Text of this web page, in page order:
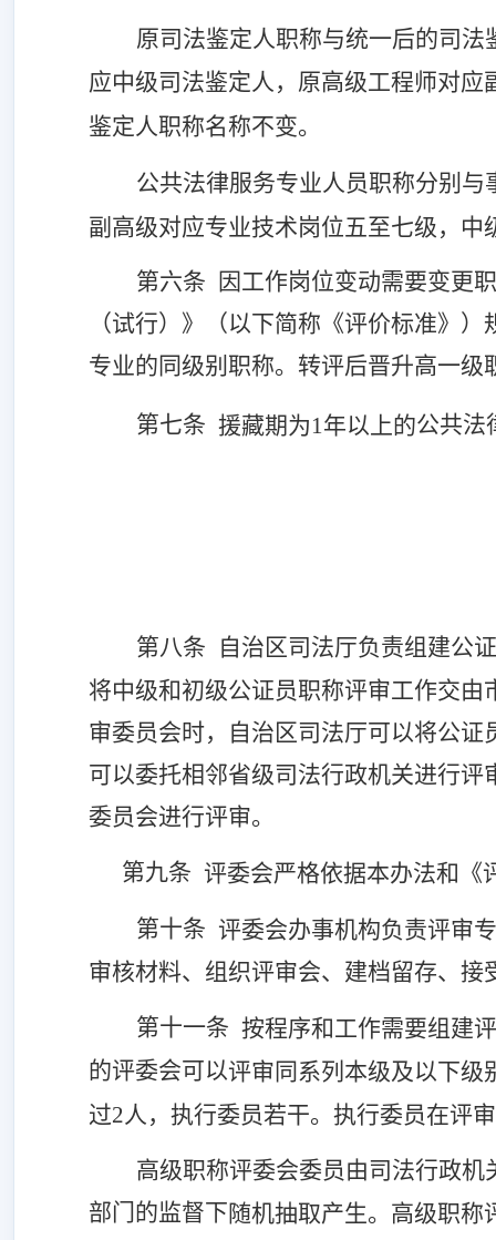
原司法鉴定人职称与统一后的司
应中级司法鉴定人，原高级工程师对
鉴定人职称名称不变。
公共法律服务专业人员职称分别
副高级对应专业技术岗位五至七级，
第六条
因工作岗位变动需要变更
（试行）》
（以下简称《评价标准》）
专业的同级别职称。 转评后晋升高一级
第七条 援藏期为1年以上的公共法
第八条
自治区司法厅负责组建公
将中级和初级公证员职称评审工作交
审委员会时，
自治区司法厅可以将公
可以委托相邻省级司法行政机关进行
委员会进行评审。
第九条 评委会严格依据本办法和《
第十条 评委会办事机构负责评审
审核材料、组织评审会、建档留存、
第十一条 按程序和工作需要组建
的评委会可以评审同系列本级及以下级
过2人，执行委员若干。执行委员在评
高级职称评委会委员由司法行政机
部门的监督下随机抽取产生。高级职